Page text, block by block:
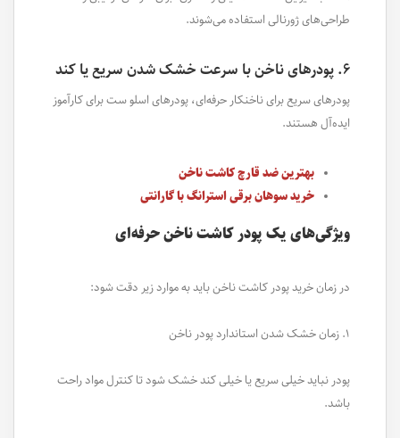
طراحی‌های ژورنالی استفاده می‌شوند.
۶. پودرهای ناخن با سرعت خشک شدن سریع یا کند
پودرهای سریع برای ناخنکار حرفه‌ای، پودرهای اسلو ست برای کارآموز
ایده‌آل هستند.
بهترین ضد قارچ کاشت ناخن
خرید سوهان برقی استرانگ با گارانتی
ویژگی‌های یک پودر کاشت ناخن حرفه‌ای
در زمان خرید پودر کاشت ناخن باید به موارد زیر دقت شود:
۱. زمان خشک شدن استاندارد پودر ناخن
پودر نباید خیلی سریع یا خیلی کند خشک شود تا کنترل مواد راحت
باشد.